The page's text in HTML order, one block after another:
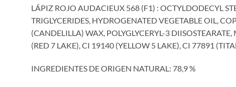
LÁPIZ ROJO AUDACIEUX 568 (F1) : OCTYLDODECYL
TRIGLYCERIDES, HYDROGENATED VEGETABLE OIL,
(CANDELILLA) WAX, POLYGLYCERYL-3
(RED 7 LAKE), CI 19140 (YELLOW 5 LAKE), CI 77891
INGREDIENTES DE ORIGEN NATURAL: 78,9 %